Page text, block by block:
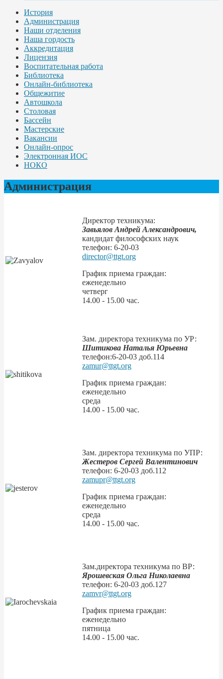
История
Администрация
Наши отделения
Наша гордость
Аккредитация
Лицензия
Воспитательная работа
Библиотека
Онлайн-библиотека
Общежитие
Автошкола
Столовая
Бассейн
Мастерские
Вакансии
Онлайн-опрос
Электронная ИОС
НОКО
Администрация
Директор техникума:
Завьялов Андрей Александрович,
кандидат философских наук
телефон: 6-20-03
director@ttgt.org
График приема граждан:
еженедельно
четверг
14.00 - 15.00 час.
Зам. директора техникума по УР:
Шитикова Наталья Юрьевна
телефон:6-20-03 доб.114
zamur@ttgt.org
График приема граждан:
еженедельно
среда
14.00 - 15.00 час.
Зам. директора техникума по УПР:
Жестеров Сергей Валентинович
телефон: 6-20-03 доб.112
zamupr@ttgt.org
График приема граждан:
еженедельно
среда
14.00 - 15.00 час.
Зам.директора техникума по ВР:
Ярошевская Ольга Николаевна
телефон: 6-20-03 доб.127
zamvr@ttgt.org
График приема граждан:
еженедельно
пятница
14.00 - 15.00 час.